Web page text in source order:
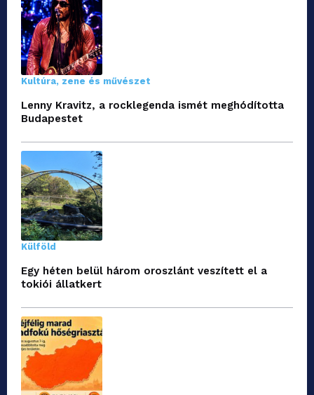
Kultúra, zene és művészet
Lenny Kravitz, a rocklegenda ismét meghódította
Budapestet
Külföld
Egy héten belül három oroszlánt veszített el a
tokiói állatkert